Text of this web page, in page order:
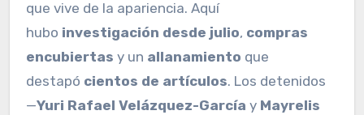
que vive de la apariencia. Aquí
hubo investigación desde julio, compras
encubiertas y un allanamiento que
destapó cientos de artículos. Los detenidos
—Yuri Rafael Velázquez-García y Mayrelis